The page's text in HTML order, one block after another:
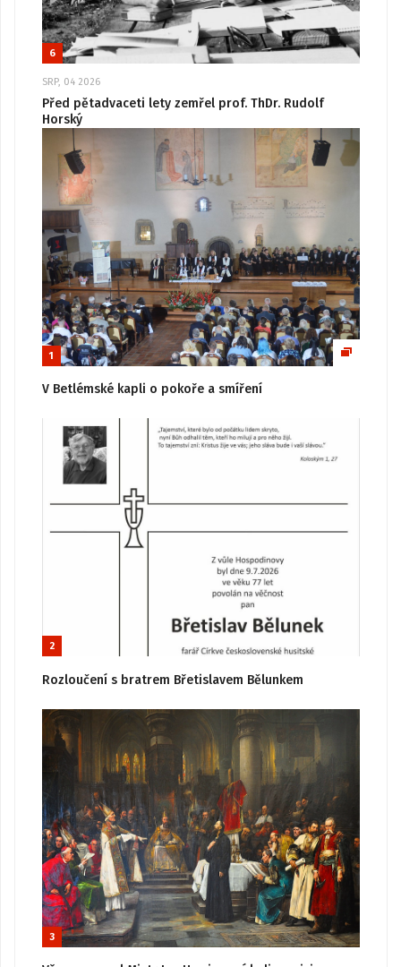
6
SRP, 04 2026
Před pětadvaceti lety zemřel prof. ThDr. Rudolf
Horský
1
V Betlémské kapli o pokoře a smíření
2
Rozloučení s bratrem Břetislavem Bělunkem
3